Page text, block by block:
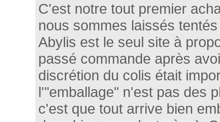
C'est notre tout premier
nous sommes laissés
Abylis est le seul site à
passé commande après
discrétion du colis était
l'"emballage" n'est pas des
c'est que tout arrive bien